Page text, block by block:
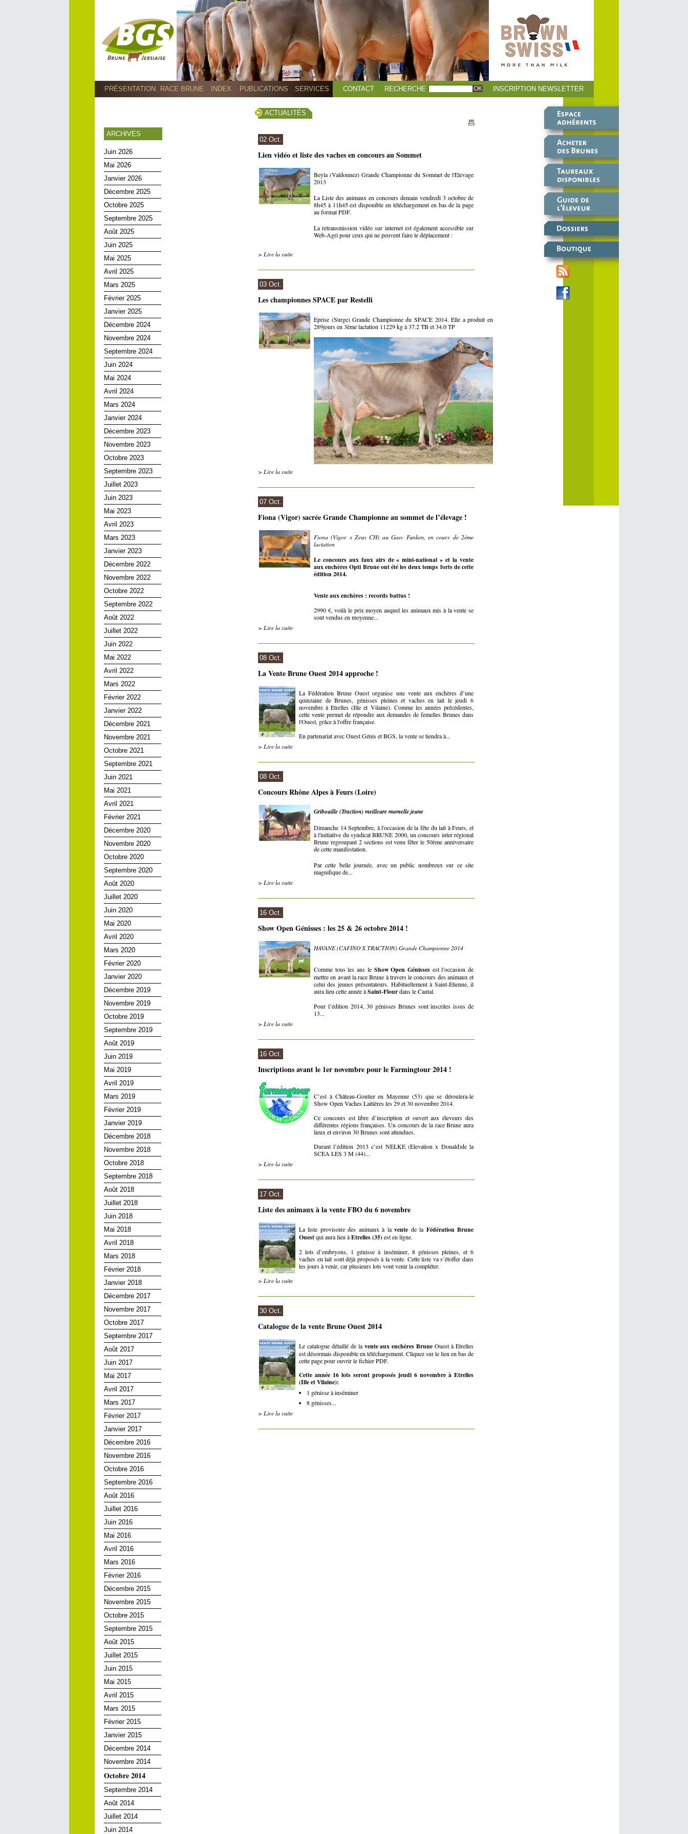
PRÉSENTATION RACE BRUNE INDEX PUBLICATIONS SERVICES CONTACT RECHERCHE INSCRIPTION NEWSLETTER
ARCHIVES
Juin 2026
Mai 2026
Janvier 2026
Décembre 2025
Octobre 2025
Septembre 2025
Août 2025
Juin 2025
Mai 2025
Avril 2025
Mars 2025
Février 2025
Janvier 2025
Décembre 2024
Novembre 2024
Septembre 2024
Juin 2024
Mai 2024
Avril 2024
Mars 2024
Janvier 2024
Décembre 2023
Novembre 2023
Octobre 2023
Septembre 2023
Juillet 2023
Juin 2023
Mai 2023
Avril 2023
Mars 2023
Janvier 2023
Décembre 2022
Novembre 2022
Octobre 2022
Septembre 2022
Août 2022
Juillet 2022
Juin 2022
Mai 2022
Avril 2022
Mars 2022
Février 2022
Janvier 2022
Décembre 2021
Novembre 2021
Octobre 2021
Septembre 2021
Juin 2021
Mai 2021
Avril 2021
Février 2021
Décembre 2020
Novembre 2020
Octobre 2020
Septembre 2020
Août 2020
Juillet 2020
Juin 2020
Mai 2020
Avril 2020
Mars 2020
Février 2020
Janvier 2020
Décembre 2019
Novembre 2019
Octobre 2019
Septembre 2019
Août 2019
Juin 2019
Mai 2019
Avril 2019
Mars 2019
Février 2019
Janvier 2019
Décembre 2018
Novembre 2018
Octobre 2018
Septembre 2018
Août 2018
Juillet 2018
Juin 2018
Mai 2018
Avril 2018
Mars 2018
Février 2018
Janvier 2018
Décembre 2017
Novembre 2017
Octobre 2017
Septembre 2017
Août 2017
Juin 2017
Mai 2017
Avril 2017
Mars 2017
Février 2017
Janvier 2017
Décembre 2016
Novembre 2016
Octobre 2016
Septembre 2016
Août 2016
Juillet 2016
Juin 2016
Mai 2016
Avril 2016
Mars 2016
Février 2016
Décembre 2015
Novembre 2015
Octobre 2015
Septembre 2015
Août 2015
Juillet 2015
Juin 2015
Mai 2015
Avril 2015
Mars 2015
Février 2015
Janvier 2015
Décembre 2014
Novembre 2014
Octobre 2014
Septembre 2014
Août 2014
Juillet 2014
Juin 2014
ACTUALITÉS
02 Oct.
Lien vidéo et liste des vaches en concours au Sommet
Beyla (Valdonnez) Grande Championne du Sommet de l'Elevage
2013
La Liste des animaux en concours demain vendredi 3 octobre de
8h45 à 11h45 est disponible en téléchargement en bas de la page
au format PDF.
La retransmission vidéo sur internet est également accessible sur
Web-Agri pour ceux qui ne peuvent faire le déplacement :
> Lire la suite
03 Oct.
Les championnes SPACE par Restelli
Eprise (Surge) Grande Championne du SPACE 2014. Elle a produit en
289jours en 3ème lactation 11229 kg à 37.2 TB et 34.0 TP
> Lire la suite
07 Oct.
Fiona (Vigor) sacrée Grande Championne au sommet de l’élevage !
Fiona (Vigor x Zeus CH) au Gaec Funken, en cours de 2ème
lactation
Le concours aux faux airs de « mini-national » et la vente
aux enchères Opti Brune ont été les deux temps forts de cette
édition 2014.
Vente aux enchères : records battus !
2990 €, voilà le prix moyen auquel les animaux mis à la vente se
sont vendus en moyenne...
> Lire la suite
08 Oct.
La Vente Brune Ouest 2014 approche !
La Fédération Brune Ouest organise une vente aux enchères d’une
quinzaine de Brunes, génisses pleines et vaches en lait le jeudi 6
novembre à Etrelles (Ille et Vilaine). Comme les années précédentes,
cette vente permet de répondre aux demandes de femelles Brunes dans
l'Ouest, grâce à l'offre française.
En partenariat avec Ouest Génis et BGS, la vente se tiendra à...
> Lire la suite
08 Oct.
Concours Rhône Alpes à Feurs (Loire)
Gribouille (Traction) meilleure mamelle jeune
Dimanche 14 Septembre, à l'occasion de la fête du lait à Feurs, et
à l'initiative du syndicat BRUNE 2000, un concours inter régional
Brune regroupant 2 sections est venu fêter le 50ème anniversaire
de cette manifestation.
Par cette belle journée, avec un public nombreux sur ce site
magnifique de...
> Lire la suite
16 Oct.
Show Open Génisses : les 25 & 26 octobre 2014 !
HAVANE (CAFINO X TRACTION) Grande Championne 2014
Comme tous les ans le Show Open Génissesest l’occasion de
mettre en avant la race Brune à travers le concours des animaux et
celui des jeunes présentateurs. Habituellement à Saint-Etienne, il
aura lieu cette année àSaint-Flourdans le Cantal.
Pour l’édition 2014, 30 génisses Brunes sont inscrites issus de
13...
> Lire la suite
16 Oct.
Inscriptions avant le 1er novembre pour le Farmingtour 2014 !
C’est à Château-Gontier en Mayenne (53) que se déroulera-le
Show Open Vaches Laitières les 29 et 30 novembre 2014.
Ce concours est libre d’inscription et ouvert aux éleveurs des
différentes régions françaises. Un concours de la race Brune aura
lieux et environ 30 Brunes sont attendues.
Durant l’édition 2013 c’est NELKE (Elevation x Donald)de la
SCEA LES 3 M (44)...
> Lire la suite
17 Oct.
Liste des animaux à la vente FBO du 6 novembre
La liste provisoire des animaux à lavente de la Fédération Brune
Ouestqui aura lieu àEtrelles (35)est en ligne.
2 lots d’embryons, 1 génisse à inséminer, 8 génisses pleines, et 6
vaches en lait sont déjà proposés à la vente. Cette liste va s’étoffer dans
les jours à venir, car plusieurs lots vont venir la compléter.
> Lire la suite
30 Oct.
Catalogue de la vente Brune Ouest 2014
Le catalogue détaillé de la vente aux enchères Brune Ouest à Etrelles
est désormais disponible en téléchargement. Cliquez sur le lien en bas de
cette page pour ouvrir le fichier PDF.
Cette année 16 lots seront proposés jeudi 6 novembre à Etrelles
(Ille et Vilaine):
1 génisse à inséminer
8 génisses...
> Lire la suite